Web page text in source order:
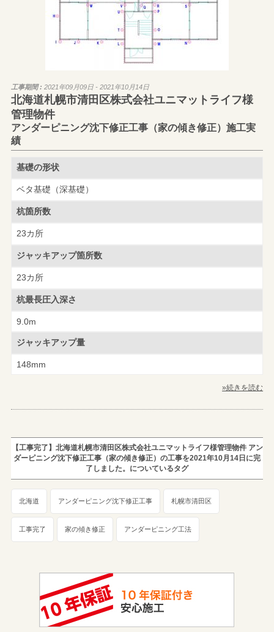
工事期間 : 2021年09月09日 - 2021年10月14日
北海道札幌市清田区株式会社ユニマットライフ様
管理物件
アンダーピニング沈下修正工事（家の傾き修正）施工実
績
基礎の形状
ベタ基礎（深基礎）
杭箇所数
23カ所
ジャッキアップ箇所数
23カ所
杭最長圧入深さ
9.0m
ジャッキアップ量
148mm
»続きを読む
【工事完了】北海道札幌市清田区株式会社ユニマットライフ様管理物件 アン
ダーピニング沈下修正工事（家の傾き修正）の工事を2021年10月14日に完
了しました。についているタグ
北海道 アンダーピニング沈下修正工事 札幌市清田区
工事完了 家の傾き修正 アンダーピニング工法